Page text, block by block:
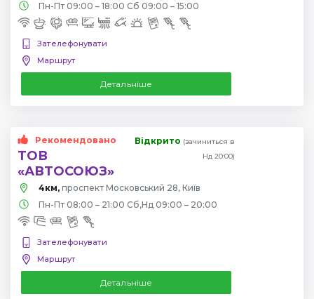
Пн-Пт 09:00 – 18:00 Сб 09:00 – 15:00
Зателефонувати
Маршрут
Детальніше
Рекомендовано
ТОВ
«АВТОСОЮЗ»
Відкрито (зачиниться в
Нд 20:00)
4км, проспект Московський 28, Київ
Пн-Пт 08:00 – 21:00 Сб,Нд 09:00 – 20:00
Зателефонувати
Маршрут
Детальніше